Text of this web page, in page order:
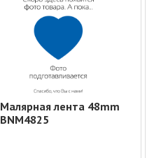
Малярная лента 48mm
BNM4825